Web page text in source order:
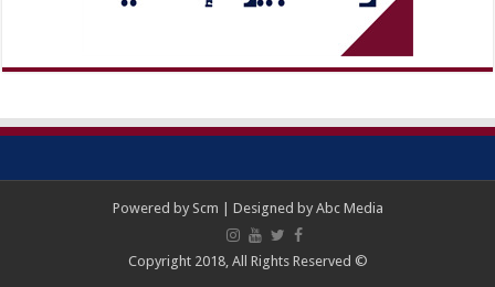
Powered by Scm | Designed by Abc Media
© Copyright 2018, All Rights Reserved